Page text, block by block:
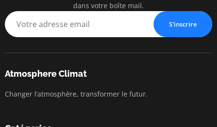
dans votre boîte mail.
S'inscrire
Atmosphere Climat
Changer l’atmosphère, transformer le futur.